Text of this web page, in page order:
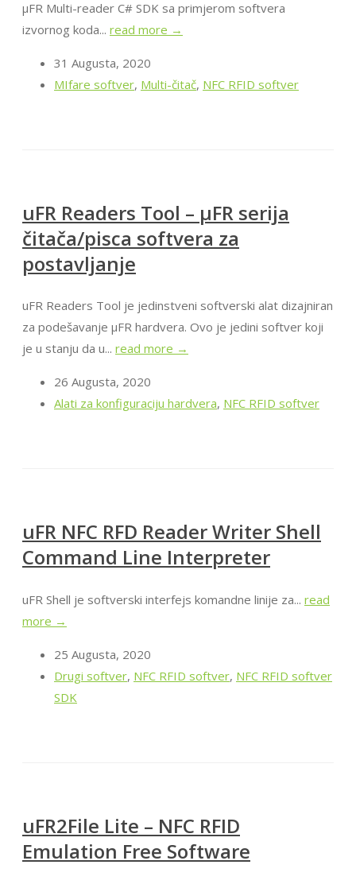
μFR Multi-reader C# SDK sa primjerom softvera
izvornog koda... read more →
31 Augusta, 2020
MIfare softver, Multi-čitač, NFC RFID softver
uFR Readers Tool – μFR serija
čitača/pisca softvera za
postavljanje
uFR Readers Tool je jedinstveni softverski alat dizajniran
za podešavanje μFR hardvera. Ovo je jedini softver koji
je u stanju da u... read more →
26 Augusta, 2020
Alati za konfiguraciju hardvera, NFC RFID softver
uFR NFC RFD Reader Writer Shell
Command Line Interpreter
uFR Shell je softverski interfejs komandne linije za... read
more →
25 Augusta, 2020
Drugi softver, NFC RFID softver, NFC RFID softver
SDK
uFR2File Lite – NFC RFID
Emulation Free Software